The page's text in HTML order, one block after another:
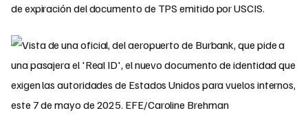
de expiración del documento de TPS emitido por USCIS.